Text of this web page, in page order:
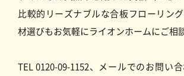
比較的リーズナブルな合板フローリン
材選びもお気軽にライオンホームにご相
TEL 0120-09-1152、メールでのお問い